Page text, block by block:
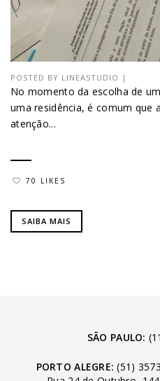
POSTED BY LINEASTUDIO |
No momento da escolha de
uma residência, é comum que
atenção...
70 LIKES
SAIBA MAIS
SÃO PAULO:
PORTO ALEGRE: (51)